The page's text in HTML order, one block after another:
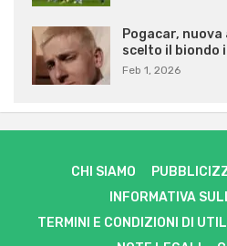
Pogacar,
scelto il biondo
Feb 1, 2026
CHI SIAMO
INFORMATIVA
TERMINI E CONDIZIONI DI